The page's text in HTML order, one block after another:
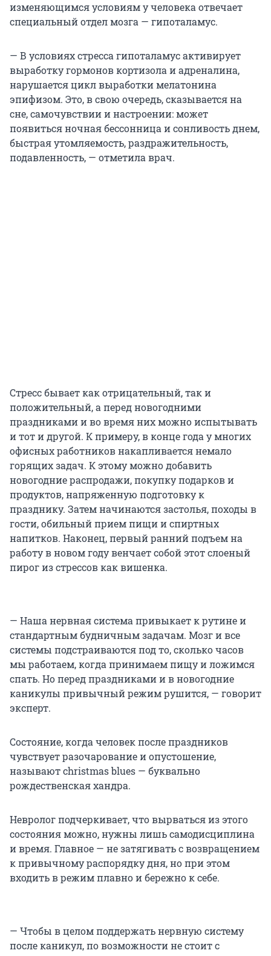
изменяющимся условиям у человека отвечает
специальный отдел мозга — гипоталамус.
— В условиях стресса гипоталамус активирует
выработку гормонов кортизола и адреналина,
нарушается цикл выработки мелатонина
эпифизом. Это, в свою очередь, сказывается на
сне, самочувствии и настроении: может
появиться ночная бессонница и сонливость днем,
быстрая утомляемость, раздражительность,
подавленность, — отметила врач.
Стресс бывает как отрицательный, так и
положительный, а перед новогодними
праздниками и во время них можно испытывать
и тот и другой. К примеру, в конце года у многих
офисных работников накапливается немало
горящих задач. К этому можно добавить
новогодние распродажи, покупку подарков и
продуктов, напряженную подготовку к
празднику. Затем начинаются застолья, походы в
гости, обильный прием пищи и спиртных
напитков. Наконец, первый ранний подъем на
работу в новом году венчает собой этот слоеный
пирог из стрессов как вишенка.
— Наша нервная система привыкает к рутине и
стандартным будничным задачам. Мозг и все
системы подстраиваются под то, сколько часов
мы работаем, когда принимаем пищу и ложимся
спать. Но перед праздниками и в новогодние
каникулы привычный режим рушится, — говорит
эксперт.
Состояние, когда человек после праздников
чувствует разочарование и опустошение,
называют christmas blues — буквально
рождественская хандра.
Невролог подчеркивает, что вырваться из этого
состояния можно, нужны лишь самодисциплина
и время. Главное — не затягивать с возвращением
к привычному распорядку дня, но при этом
входить в режим плавно и бережно к себе.
— Чтобы в целом поддержать нервную систему
после каникул, по возможности не стоит с